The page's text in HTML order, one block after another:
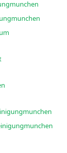
Laim Reinigungmunchen
Lehel Reinigungmunchen
Teppichreinigung Moosach Reinigungmunchen
Teppichreinigung München Reinigungmunchen